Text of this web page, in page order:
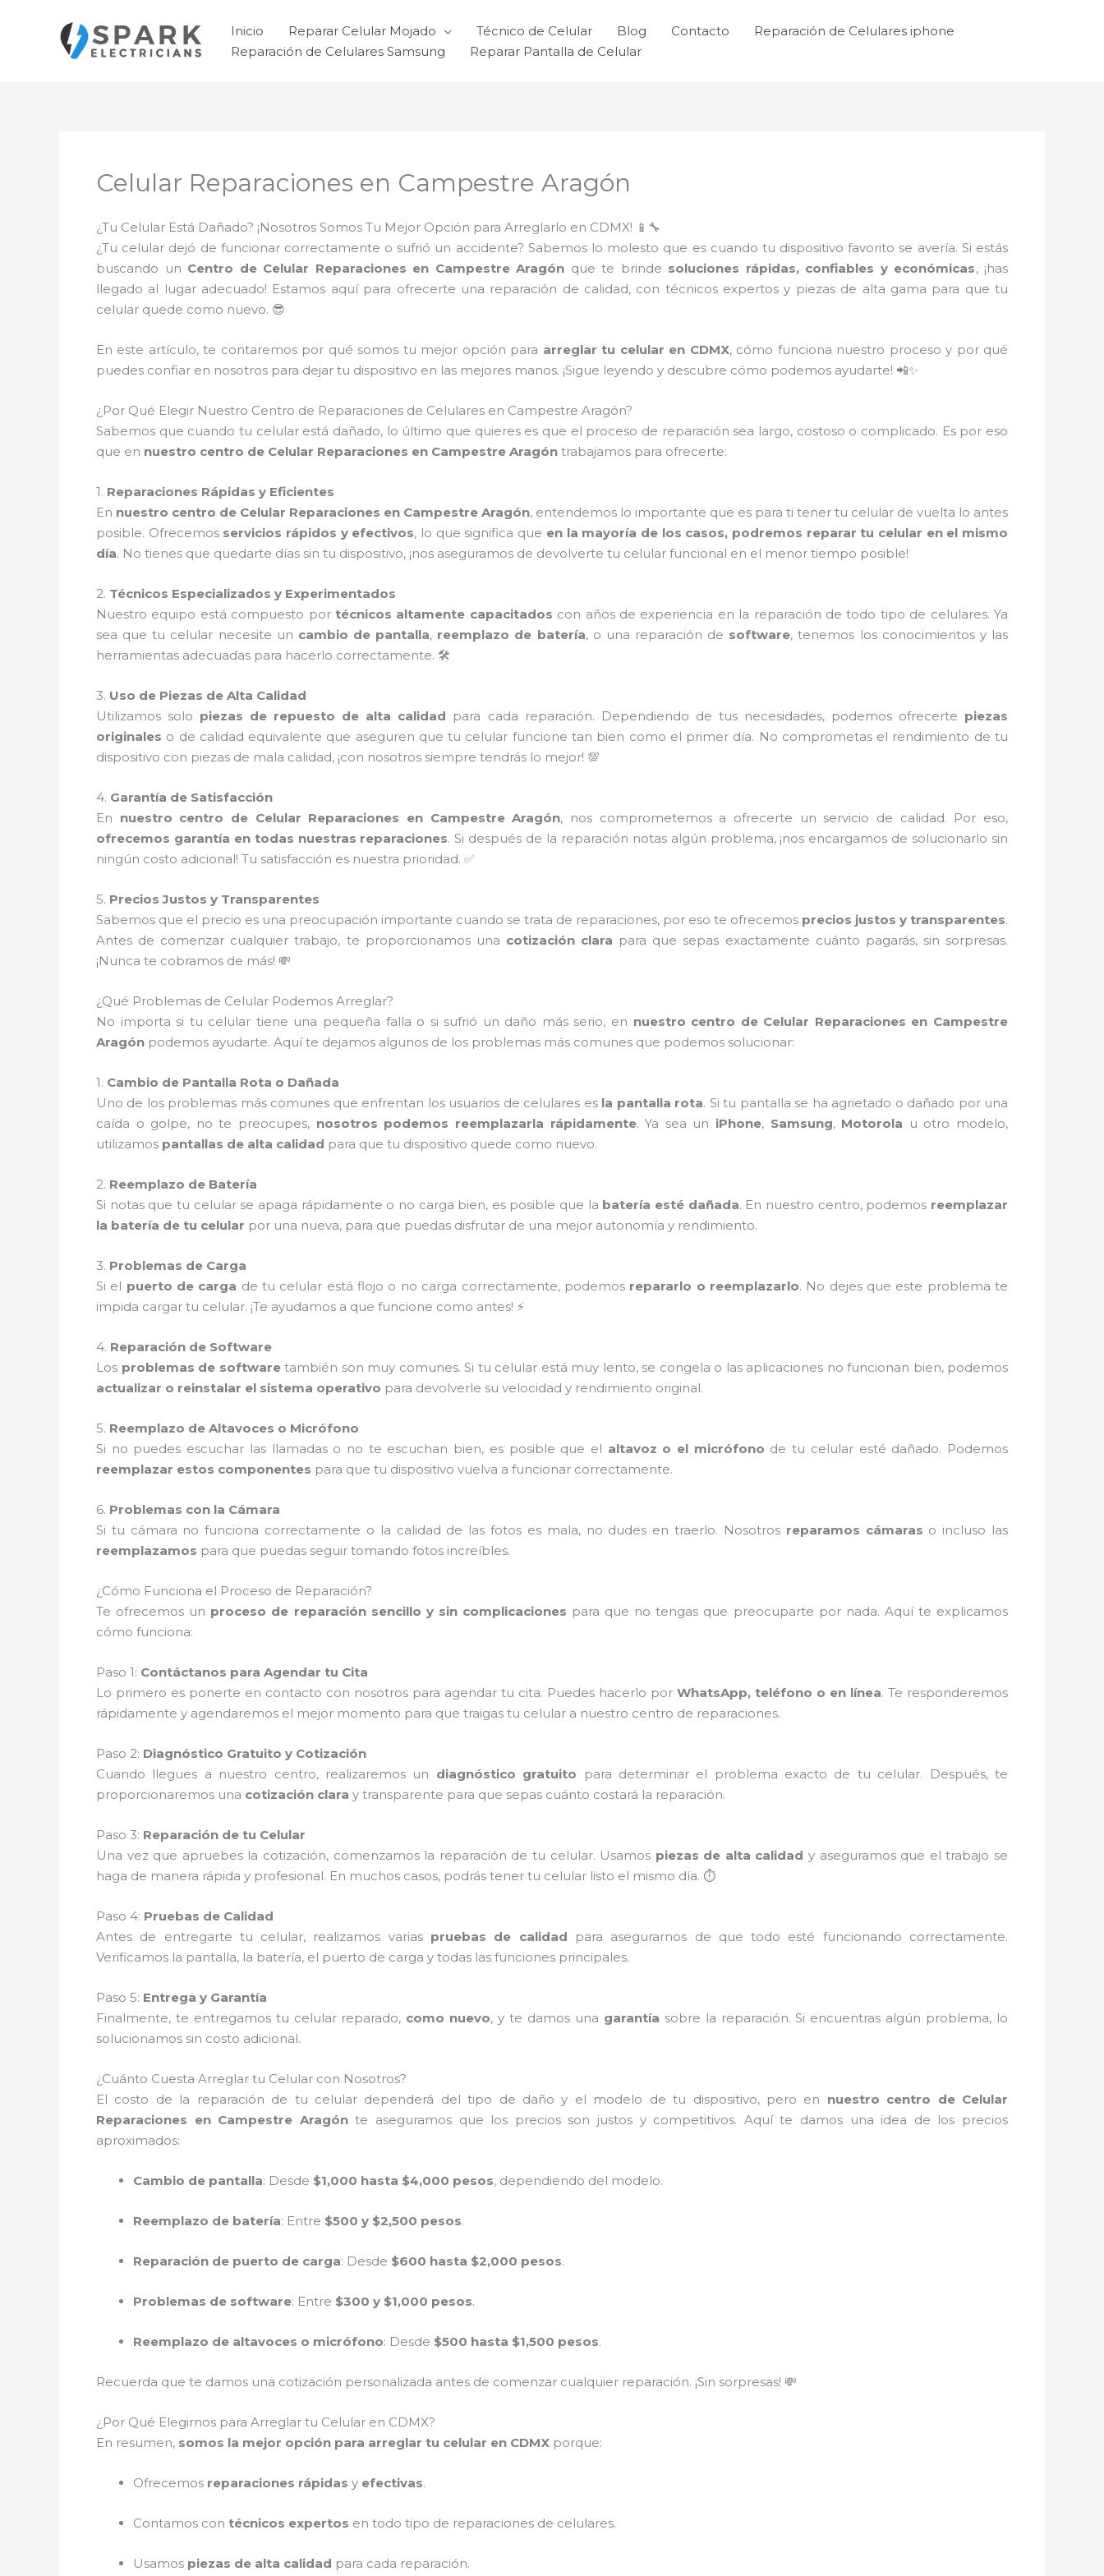
contenido
Inicio Reparar Celular Mojado Técnico de Celular Blog Contacto
Reparación de Celulares iphone
Reparación de Celulares Samsung
Reparar Pantalla de Celular
Celular Reparaciones en Campestre Aragón
¿Tu Celular Está Dañado? ¡Nosotros Somos Tu Mejor Opción para Arreglarlo en CDMX! 📱🔧
¿Tu celular dejó de funcionar correctamente o sufrió un accidente? Sabemos lo molesto que es cuando tu dispositivo favorito se avería. Si estás
buscando un Centro de Celular Reparaciones en Campestre Aragón que te brinde soluciones rápidas, confiables y económicas, ¡has
llegado al lugar adecuado! Estamos aquí para ofrecerte una reparación de calidad, con técnicos expertos y piezas de alta gama para que tu
celular quede como nuevo. 😎
En este artículo, te contaremos por qué somos tu mejor opción para arreglar tu celular en CDMX, cómo funciona nuestro proceso y por qué
puedes confiar en nosotros para dejar tu dispositivo en las mejores manos. ¡Sigue leyendo y descubre cómo podemos ayudarte! 📲✨
¿Por Qué Elegir Nuestro Centro de Reparaciones de Celulares en Campestre Aragón?
Sabemos que cuando tu celular está dañado, lo último que quieres es que el proceso de reparación sea largo, costoso o complicado. Es por eso
que en nuestro centro de Celular Reparaciones en Campestre Aragón trabajamos para ofrecerte:
1. Reparaciones Rápidas y Eficientes
En nuestro centro de Celular Reparaciones en Campestre Aragón, entendemos lo importante que es para ti tener tu celular de vuelta lo antes
posible. Ofrecemos servicios rápidos y efectivos, lo que significa que en la mayoría de los casos, podremos reparar tu celular en el mismo
día. No tienes que quedarte días sin tu dispositivo, ¡nos aseguramos de devolverte tu celular funcional en el menor tiempo posible!
2. Técnicos Especializados y Experimentados
Nuestro equipo está compuesto por técnicos altamente capacitados con años de experiencia en la reparación de todo tipo de celulares. Ya
sea que tu celular necesite un cambio de pantalla, reemplazo de batería, o una reparación de software, tenemos los conocimientos y las
herramientas adecuadas para hacerlo correctamente. 🛠️
3. Uso de Piezas de Alta Calidad
Utilizamos solo piezas de repuesto de alta calidad para cada reparación. Dependiendo de tus necesidades, podemos ofrecerte piezas
originales o de calidad equivalente que aseguren que tu celular funcione tan bien como el primer día. No comprometas el rendimiento de tu
dispositivo con piezas de mala calidad, ¡con nosotros siempre tendrás lo mejor! 💯
4. Garantía de Satisfacción
En nuestro centro de Celular Reparaciones en Campestre Aragón, nos comprometemos a ofrecerte un servicio de calidad. Por eso,
ofrecemos garantía en todas nuestras reparaciones. Si después de la reparación notas algún problema, ¡nos encargamos de solucionarlo sin
ningún costo adicional! Tu satisfacción es nuestra prioridad. ✅
5. Precios Justos y Transparentes
Sabemos que el precio es una preocupación importante cuando se trata de reparaciones, por eso te ofrecemos precios justos y transparentes.
Antes de comenzar cualquier trabajo, te proporcionamos una cotización clara para que sepas exactamente cuánto pagarás, sin sorpresas.
¡Nunca te cobramos de más! 💸
¿Qué Problemas de Celular Podemos Arreglar?
No importa si tu celular tiene una pequeña falla o si sufrió un daño más serio, en nuestro centro de Celular Reparaciones en Campestre
Aragón podemos ayudarte. Aquí te dejamos algunos de los problemas más comunes que podemos solucionar:
1. Cambio de Pantalla Rota o Dañada
Uno de los problemas más comunes que enfrentan los usuarios de celulares es la pantalla rota. Si tu pantalla se ha agrietado o dañado por una
caída o golpe, no te preocupes, nosotros podemos reemplazarla rápidamente. Ya sea un iPhone, Samsung, Motorola u otro modelo,
utilizamos pantallas de alta calidad para que tu dispositivo quede como nuevo.
2. Reemplazo de Batería
Si notas que tu celular se apaga rápidamente o no carga bien, es posible que la batería esté dañada. En nuestro centro, podemos reemplazar
la batería de tu celular por una nueva, para que puedas disfrutar de una mejor autonomía y rendimiento.
3. Problemas de Carga
Si el puerto de carga de tu celular está flojo o no carga correctamente, podemos repararlo o reemplazarlo. No dejes que este problema te
impida cargar tu celular. ¡Te ayudamos a que funcione como antes! ⚡
4. Reparación de Software
Los problemas de softwaretambién son muy comunes. Si tu celular está muy lento, se congela o las aplicaciones no funcionan bien, podemos
actualizar o reinstalar el sistema operativo para devolverle su velocidad y rendimiento original.
5. Reemplazo de Altavoces o Micrófono
Si no puedes escuchar las llamadas o no te escuchan bien, es posible que el altavoz o el micrófono de tu celular esté dañado. Podemos
reemplazar estos componentes para que tu dispositivo vuelva a funcionar correctamente.
6. Problemas con la Cámara
Si tu cámara no funciona correctamente o la calidad de las fotos es mala, no dudes en traerlo. Nosotros reparamos cámaras o incluso las
reemplazamos para que puedas seguir tomando fotos increíbles.
¿Cómo Funciona el Proceso de Reparación?
Te ofrecemos un proceso de reparación sencillo y sin complicaciones para que no tengas que preocuparte por nada. Aquí te explicamos
cómo funciona:
Paso 1: Contáctanos para Agendar tu Cita
Lo primero es ponerte en contacto con nosotros para agendar tu cita. Puedes hacerlo por WhatsApp, teléfono o en línea. Te responderemos
rápidamente y agendaremos el mejor momento para que traigas tu celular a nuestro centro de reparaciones.
Paso 2: Diagnóstico Gratuito y Cotización
Cuando llegues a nuestro centro, realizaremos un diagnóstico gratuito para determinar el problema exacto de tu celular. Después, te
proporcionaremos una cotización clara y transparente para que sepas cuánto costará la reparación.
Paso 3: Reparación de tu Celular
Una vez que apruebes la cotización, comenzamos la reparación de tu celular. Usamos piezas de alta calidad y aseguramos que el trabajo se
haga de manera rápida y profesional. En muchos casos, podrás tener tu celular listo el mismo día. ⏱️
Paso 4: Pruebas de Calidad
Antes de entregarte tu celular, realizamos varias pruebas de calidad para asegurarnos de que todo esté funcionando correctamente.
Verificamos la pantalla, la batería, el puerto de carga y todas las funciones principales.
Paso 5: Entrega y Garantía
Finalmente, te entregamos tu celular reparado, como nuevo, y te damos una garantía sobre la reparación. Si encuentras algún problema, lo
solucionamos sin costo adicional.
¿Cuánto Cuesta Arreglar tu Celular con Nosotros?
El costo de la reparación de tu celular dependerá del tipo de daño y el modelo de tu dispositivo, pero en nuestro centro de Celular
Reparaciones en Campestre Aragónte aseguramos que los precios son justos y competitivos. Aquí te damos una idea de los precios
aproximados:
Cambio de pantalla: Desde $1,000 hasta $4,000 pesos, dependiendo del modelo.
Reemplazo de batería: Entre $500 y $2,500 pesos.
Reparación de puerto de carga: Desde $600 hasta $2,000 pesos.
Problemas de software: Entre $300 y $1,000 pesos.
Reemplazo de altavoces o micrófono: Desde $500 hasta $1,500 pesos.
Recuerda que te damos una cotización personalizada antes de comenzar cualquier reparación. ¡Sin sorpresas! 💸
¿Por Qué Elegirnos para Arreglar tu Celular en CDMX?
En resumen, somos la mejor opción para arreglar tu celular en CDMX porque:
Ofrecemos reparaciones rápidas y efectivas.
Contamos con técnicos expertos en todo tipo de reparaciones de celulares.
Usamos piezas de alta calidad para cada reparación.